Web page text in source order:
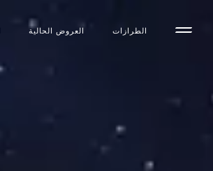
الطرازات العروض الحالية